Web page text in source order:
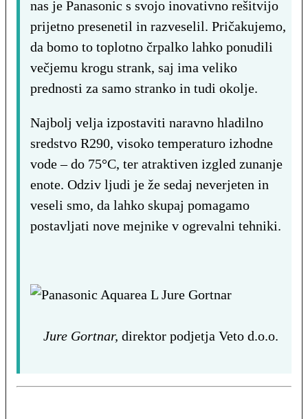
nas je Panasonic s svojo inovativno rešitvijo
prijetno presenetil in razveselil. Pričakujemo,
da bomo to toplotno črpalko lahko ponudili
večjemu krogu strank, saj ima veliko
prednosti za samo stranko in tudi okolje.
Najbolj velja izpostaviti naravno hladilno
sredstvo R290, visoko temperaturo izhodne
vode – do 75°C, ter atraktiven izgled zunanje
enote. Odziv ljudi je že sedaj neverjeten in
veseli smo, da lahko skupaj pomagamo
postavljati nove mejnike v ogrevalni tehniki.
Jure Gortnar, direktor podjetja Veto d.o.o.